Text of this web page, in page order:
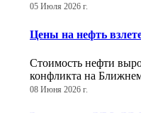
05 Июля 2026 г.
Цены на нефть
Стоимость нефти
конфликта на
08 Июня 2026 г.